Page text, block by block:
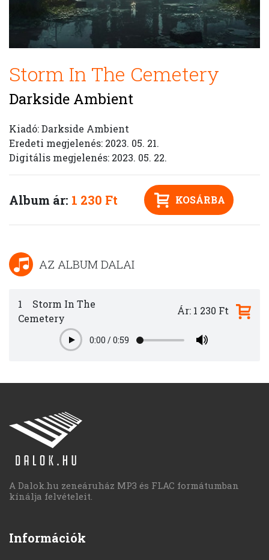
Storm In The Cemetery
Darkside Ambient
Kiadó: Darkside Ambient
Eredeti megjelenés: 2023. 05. 21.
Digitális megjelenés: 2023. 05. 22.
Album ár: 1 230 Ft KOSÁRBA
AZ ALBUM DALAI
1
Storm In The
Cemetery
Play0:00 /0:59
Ár: 1 230 Ft
A Dalok.hu zeneáruház MP3 és FLAC formátumban
kínálja felvételeit.
Információk